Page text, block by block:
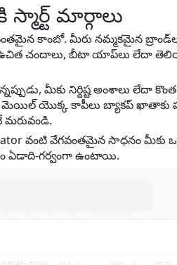
మార్గాలు
కాంబో. మీరు నమ్మకమైన
చందాలు, బీటా యాప్‌లు లేదా
మీకు నిర్దిష్ట అంశాలు లేదా కొంత
మెయిల్ యొక్క కాపీలు బ్యాకప్
వంటి వేగవంతమైన సాధనం
ఏడాది-గర్వంగా ఉంటాయి.